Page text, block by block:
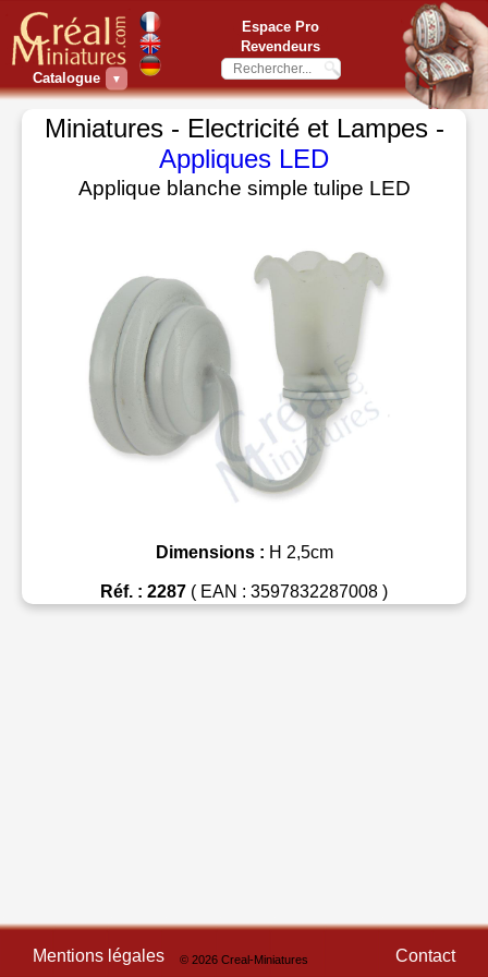
Catalogue ▼
Espace Pro
Revendeurs
Miniatures - Electricité et Lampes -
Appliques LED
Applique blanche simple tulipe LED
Dimensions : H 2,5cm
Réf. : 2287 ( EAN : 3597832287008 )
Mentions légales © 2026 Creal-Miniatures Contact